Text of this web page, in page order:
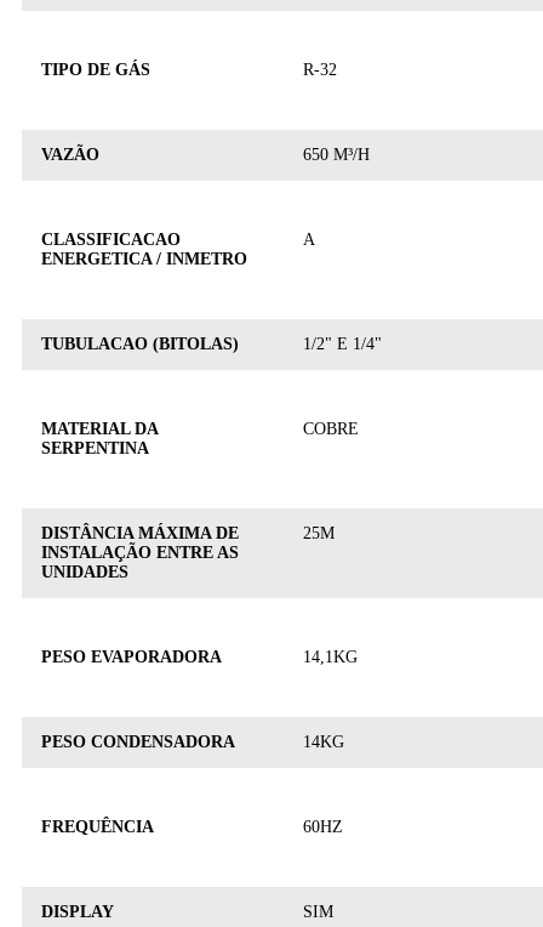
TIPO DE GÁS R-32
VAZÃO 650 M³/H
CLASSIFICACAO
ENERGETICA / INMETRO
A
TUBULACAO (BITOLAS) 1/2" E 1/4"
MATERIAL DA
SERPENTINA
COBRE
DISTÂNCIA MÁXIMA DE
INSTALAÇÃO ENTRE AS
UNIDADES
25M
PESO EVAPORADORA 14,1KG
PESO CONDENSADORA 14KG
FREQUÊNCIA 60HZ
DISPLAY SIM